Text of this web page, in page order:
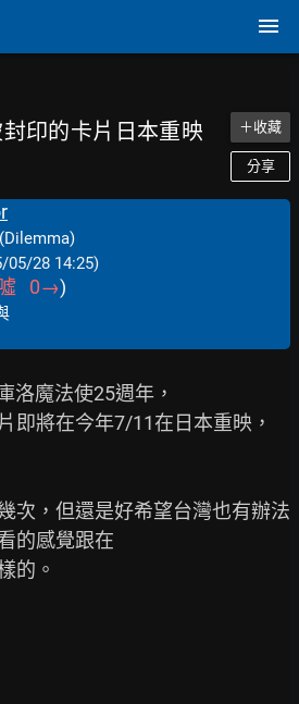
印的卡片日本重映
＋收藏
分享
(Dilemma)
05/28 14:25)
0→)
洛魔法使25週年，
即將在今年7/11在日本重映，
次，但還是好希望台灣也有辦法
的感覺跟在
的。